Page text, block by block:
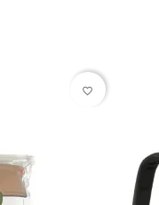
favorite_border